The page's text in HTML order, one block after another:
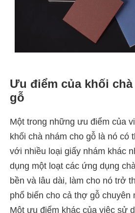
Ưu điểm của khối
gỗ
Một trong những ưu điểm của
khối chà nhám cho gỗ là nó có
với nhiều loại giấy nhám khác
dụng một loạt các ứng dụng
bền và lâu dài, làm cho nó trở
phổ biến cho cả thợ gỗ chuyên
Một ưu điểm khác của việc sử